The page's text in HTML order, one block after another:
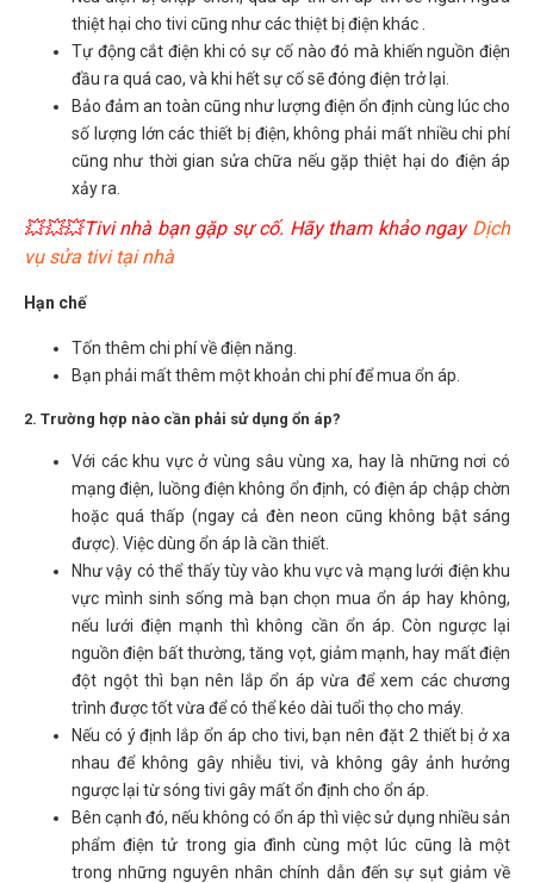
thiệt hại cho tivi cũng như các thiệt bị điện khác .
Tự động cắt điện khi có sự cố nào đó mà khiến nguồn điện
đầu ra quá cao, và khi hết sự cố sẽ đóng điện trở lại.
Bảo đảm an toàn cũng như lượng điện ổn định cùng lúc cho
số lượng lớn các thiết bị điện, không phải mất nhiều chi phí
cũng như thời gian sửa chữa nếu gặp thiệt hại do điện áp
xảy ra.
💥💥💥Tivi nhà bạn gặp sự cố. Hãy tham khảo ngay Dịch
vụ sửa tivi tại nhà
Hạn chế
Tốn thêm chi phí về điện năng.
Bạn phải mất thêm một khoản chi phí để mua ổn áp.
2. Trường hợp nào cần phải sử dụng ổn áp?
Với các khu vực ở vùng sâu vùng xa, hay là những nơi có
mạng điện, luồng điện không ổn định, có điện áp chập chờn
hoặc quá thấp (ngay cả đèn neon cũng không bật sáng
được). Việc dùng ổn áp là cần thiết.
Như vậy có thể thấy tùy vào khu vực và mạng lưới điện khu
vực mình sinh sống mà bạn chọn mua ổn áp hay không,
nếu lưới điện mạnh thì không cần ổn áp. Còn ngược lại
nguồn điện bất thường, tăng vọt, giảm mạnh, hay mất điện
đột ngột thì bạn nên lắp ổn áp vừa để xem các chương
trình được tốt vừa để có thể kéo dài tuổi thọ cho máy.
Nếu có ý định lắp ổn áp cho tivi, bạn nên đặt 2 thiết bị ở xa
nhau để không gây nhiễu tivi, và không gây ảnh hưởng
ngược lại từ sóng tivi gây mất ổn định cho ổn áp.
Bên cạnh đó, nếu không có ổn áp thì việc sử dụng nhiều sản
phẩm điện tử trong gia đình cùng một lúc cũng là một
trong những nguyên nhân chính dẫn đến sự sụt giảm về